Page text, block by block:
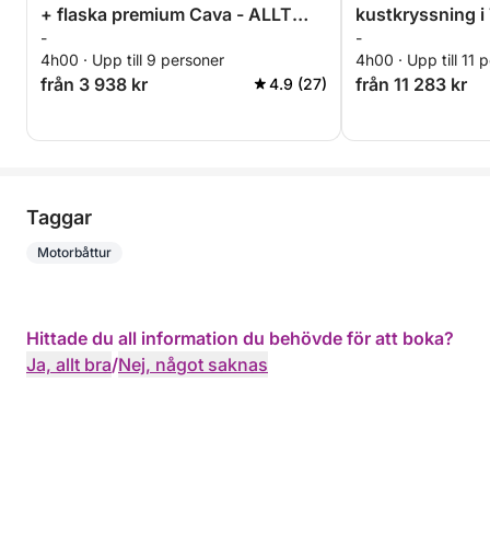
+ flaska premium Cava - ALLT
INKLUSIVT
-
4h00 · Upp till 9 personer
från 3 938 kr 4.9 (27)
kustkryssning i
-
4h00 · Upp till 11
från 11 283 kr
Taggar
Motorbåttur
Hittade du all information du behövde för att boka?
Ja, allt bra/Nej, något saknas